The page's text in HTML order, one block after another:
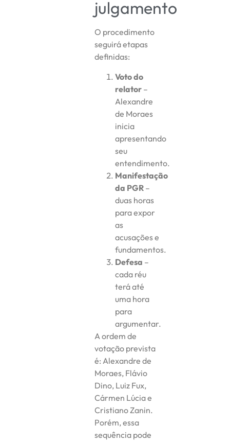
julgamento
O procedimento
seguirá etapas
definidas:
Voto do
relator –
Alexandre
de Moraes
inicia
apresentando
seu
entendimento.
Manifestação
da PGR –
duas horas
para expor
as
acusações e
fundamentos.
Defesa –
cada réu
terá até
uma hora
para
argumentar.
A ordem de
votação prevista
é: Alexandre de
Moraes, Flávio
Dino, Luiz Fux,
Cármen Lúcia e
Cristiano Zanin.
Porém, essa
sequência pode